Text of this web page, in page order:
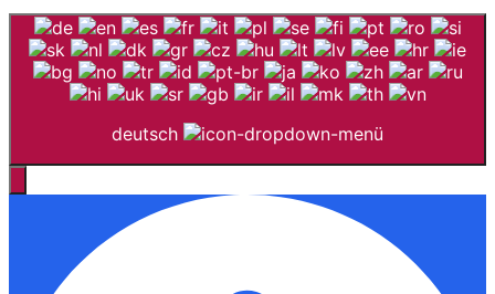
deutsch